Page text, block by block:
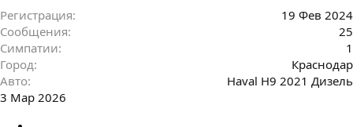
Регистрация
19 Фев 2024
Сообщения
25
Симпатии
1
Город
Краснодар
Авто
Haval H9 2021 Дизель
3 Мар 2026